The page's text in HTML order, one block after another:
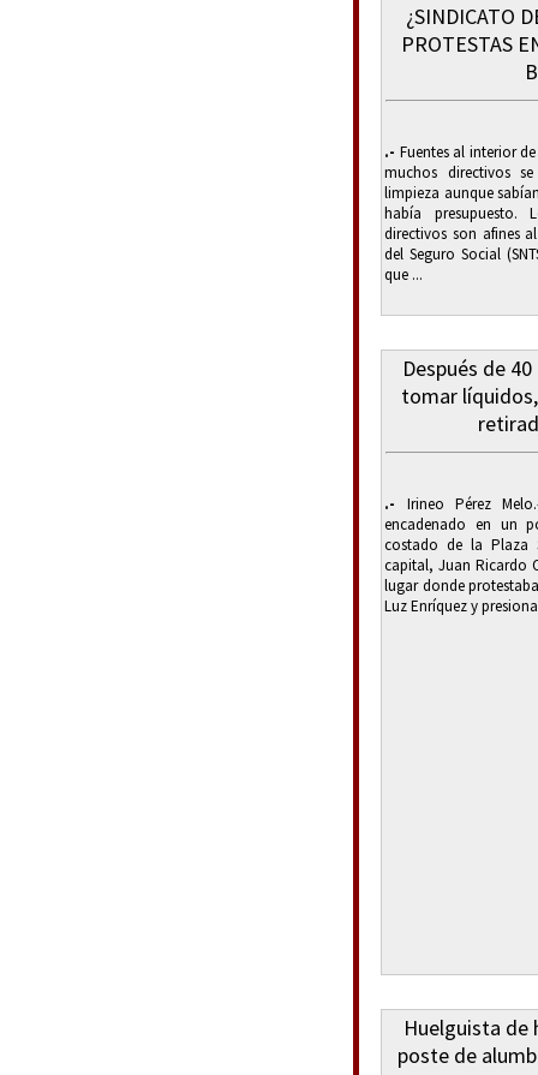
¿SINDICATO
PROTESTAS
.- Fuentes al interior
muchos directivos
limpieza aunque
había presupuesto.
directivos son afines
del Seguro Social
que ...
Después de
tomar
.- Irineo Pérez
encadenado en un
costado de la Plaza
capital, Juan Ricardo
lugar donde
Luz Enríquez y
Huelguista de
poste de